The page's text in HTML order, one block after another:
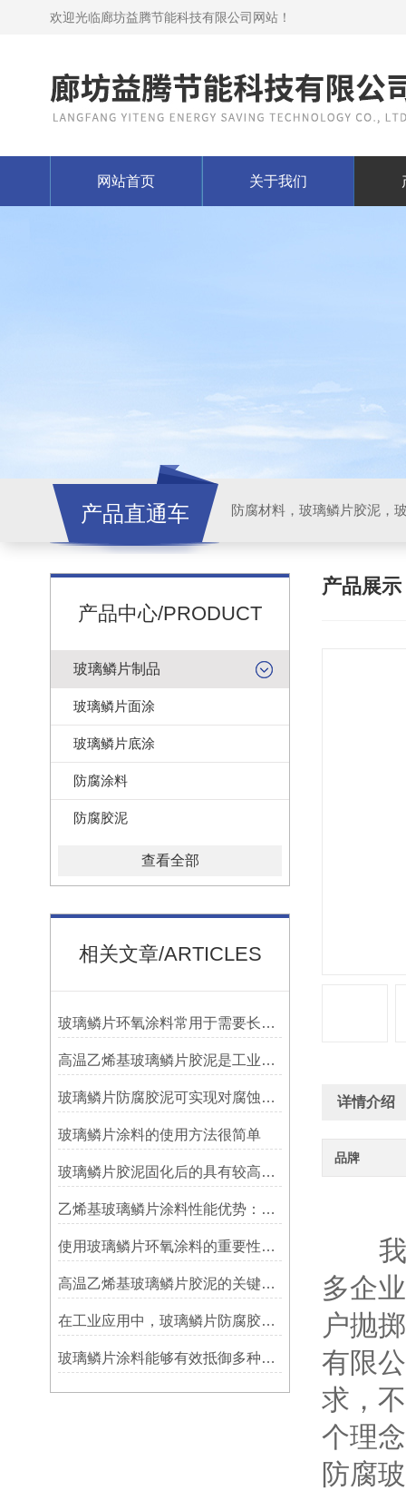
欢迎光临廊坊益腾节能科技有限公司网站！
网站首页 关于我们
产品直通车
产品中心/PRODUCT
玻璃鳞片制品
玻璃鳞片面涂
玻璃鳞片底涂
防腐涂料
防腐胶泥
查看全部
相关文章/ARTICLES
玻璃鳞片环氧涂料常用于需要长期防腐蚀保护的场合中
高温乙烯基玻璃鳞片胶泥是工业防腐领域中的特殊材料
玻璃鳞片防腐胶泥可实现对腐蚀介质的有效阻隔
玻璃鳞片涂料的使用方法很简单
玻璃鳞片胶泥固化后的具有较高的硬度和耐磨性
乙烯基玻璃鳞片涂料性能优势：多重防护的协同效应
使用玻璃鳞片环氧涂料的重要性在哪里方面？
高温乙烯基玻璃鳞片胶泥的关键优势：从耐久性到施工适应性
在工业应用中，玻璃鳞片防腐胶泥展现出了多重防护作用
玻璃鳞片涂料能够有效抵御多种化学物质侵蚀
产品展示
详情介绍
品牌
我们
多企
户抛
有限
求，
个理
防腐